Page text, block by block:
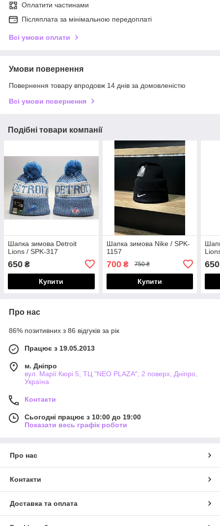
Оплатити частинами
Післяплата за мінімальною передоплаті
Всі умови оплати
Умови повернення
Повернення товару впродовж 14 днів за домовленістю
Всі умови повернення
Подібні товари компанії
Шапка зимова Detroit
Lions / SPK-317
650 ₴
Купити
Шапка зимова Nike / SPK-
1157
700₴ 750 ₴
Купити
650
Про нас
86% позитивних з 86 відгуків за рік
Працює з 19.05.2013
м. Дніпро
вул. Марії Кюрі 5, ТЦ "NEO PLAZA", 2 поверх, Дніпро,
Україна
Контакти
Сьогодні працює з 10:00 до 19:00
Показати весь графік роботи
Про нас
Контакти
Доставка та оплата